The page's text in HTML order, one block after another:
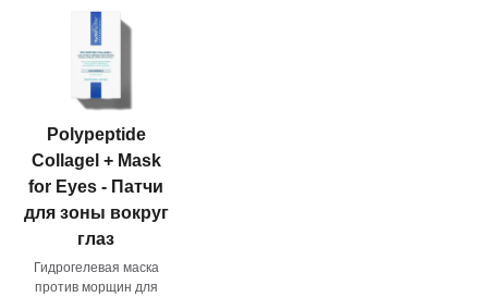
Polypeptide
Collagel + Mask
for Eyes - Патчи
для зоны вокруг
глаз
Гидрогелевая маска
против морщин для